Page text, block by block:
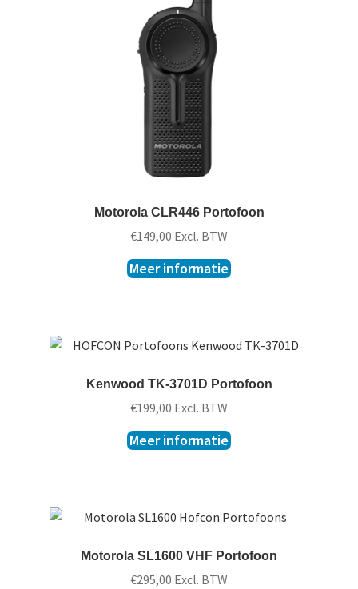
Motorola CLR446 Portofoon
€149,00 Excl. BTW
Meer informatie
Kenwood TK-3701D Portofoon
€199,00 Excl. BTW
Meer informatie
Motorola SL1600 VHF Portofoon
€295,00 Excl. BTW